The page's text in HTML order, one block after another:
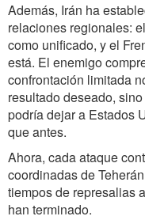
Además, Irán ha
relaciones regionales:
como unificado, y el
está. El enemigo
confrontación limitada
resultado deseado,
podría dejar a Estados
que antes.
Ahora, cada ataque
coordinadas de
tiempos de represalias
han terminado.